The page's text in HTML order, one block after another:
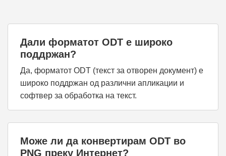
Дали форматот ODT е широко
поддржан?
Да, форматот ODT (текст за отворен документ) е
широко поддржан од различни апликации и
софтвер за обработка на текст.
Може ли да конвертирам ODT во
PNG преку Интернет?